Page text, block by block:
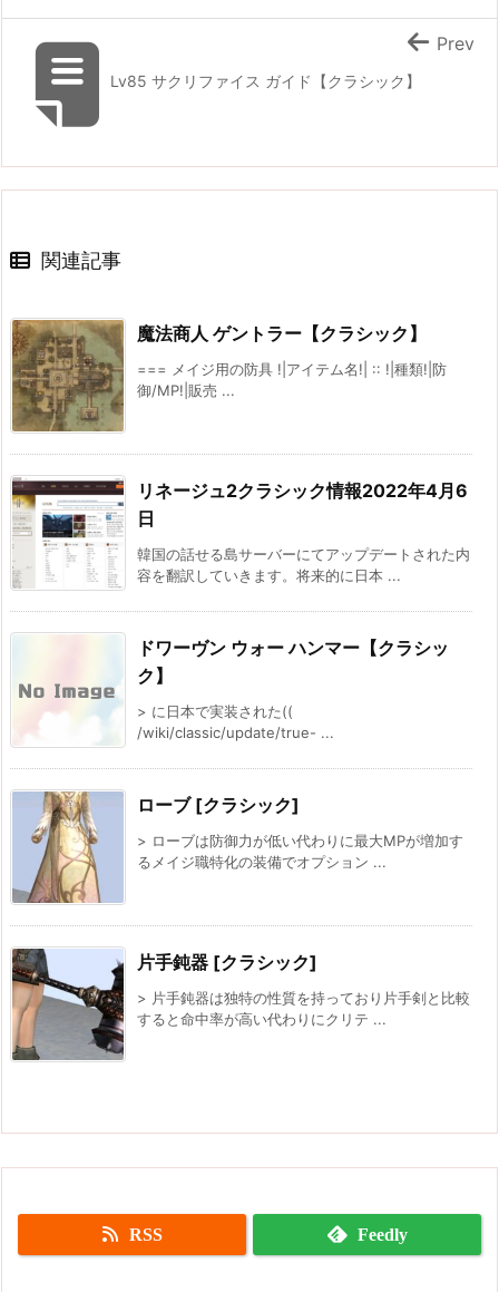
Lv85 サクリファイス ガイド【クラシック】
Prev
関連記事
魔法商人 ゲントラー【クラシック】
=== メイジ用の防具 !|アイテム名!| :: !|種類!|防
御/MP!|販売 ...
リネージュ2クラシック情報2022年4月6
日
韓国の話せる島サーバーにてアップデートされた内
容を翻訳していきます。将来的に日本 ...
ドワーヴン ウォー ハンマー【クラシッ
ク】
> に日本で実装された((
/wiki/classic/update/true- ...
ローブ [クラシック]
> ローブは防御力が低い代わりに最大MPが増加す
るメイジ職特化の装備でオプション ...
片手鈍器 [クラシック]
> 片手鈍器は独特の性質を持っており片手剣と比較
すると命中率が高い代わりにクリテ ...
RSS Feedly